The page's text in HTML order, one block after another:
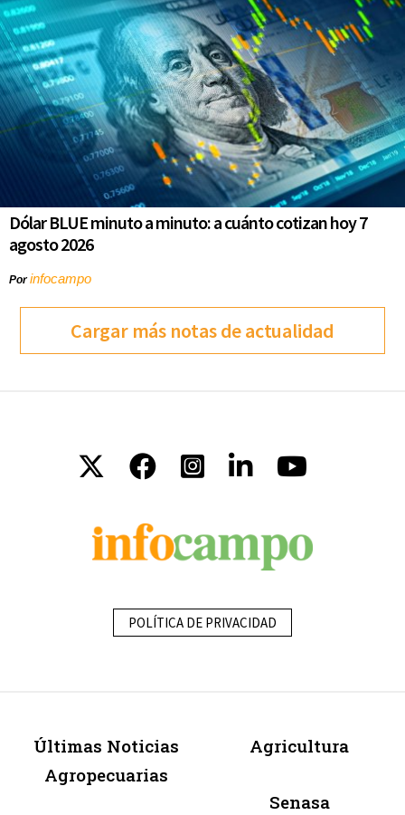
Dólar BLUE minuto a minuto: a cuánto cotizan hoy 7
agosto 2026
Porinfocampo
Cargar más notas de actualidad
POLÍTICA DE PRIVACIDAD
Últimas Noticias
Agropecuarias
Agricultura
Senasa